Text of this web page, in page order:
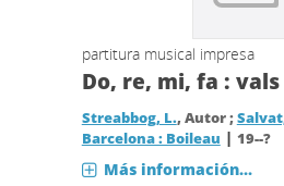
partitura musical impresa
Do, re, mi, fa : vals
Streabbog, L., Autor ;
Barcelona : Boileau | 19--?
Más información...